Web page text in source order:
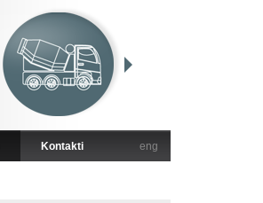
Kontakti eng